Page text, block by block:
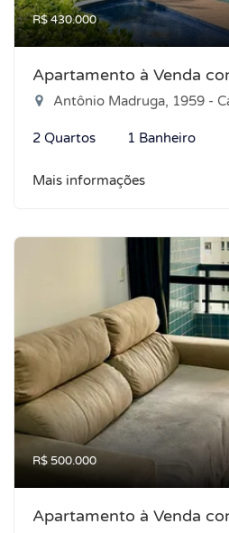
R$ 430.000
Apartamento à Venda
Antônio Madruga, 1959 -
2 Quartos 1 Banheiro
Mais informações
R$ 500.000
Apartamento à Venda